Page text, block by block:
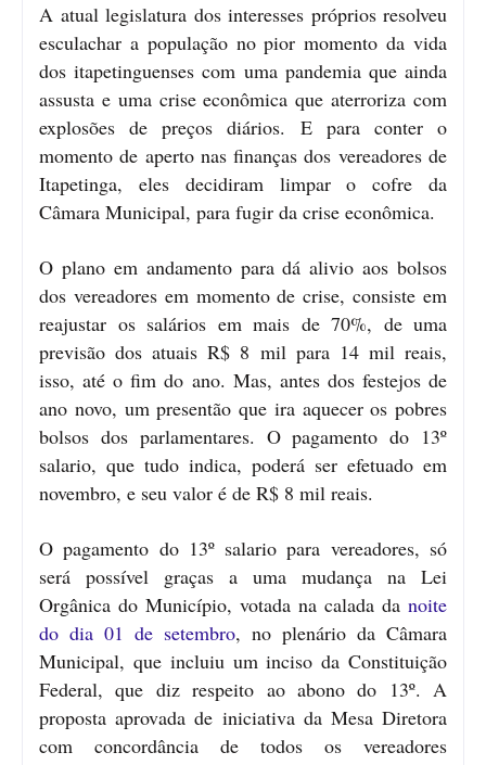
A atual legislatura dos interesses próprios resolveu
esculachar a população no pior momento da vida
dos itapetinguenses com uma pandemia que ainda
assusta e uma crise econômica que aterroriza com
explosões de preços diários. E para conter o
momento de aperto nas finanças dos vereadores de
Itapetinga, eles decidiram limpar o cofre da
Câmara Municipal, para fugir da crise econômica.
O plano em andamento para dá alivio aos bolsos
dos vereadores em momento de crise, consiste em
reajustar os salários em mais de 70%, de uma
previsão dos atuais R$ 8 mil para 14 mil reais,
isso, até o fim do ano. Mas, antes dos festejos de
ano novo, um presentão que ira aquecer os pobres
bolsos dos parlamentares. O pagamento do 13º
salario, que tudo indica, poderá ser efetuado em
novembro, e seu valor é de R$ 8 mil reais.
O pagamento do 13º salario para vereadores, só
será possível graças a uma mudança na Lei
Orgânica do Município, votada na calada da noite
do dia 01 de setembro, no plenário da Câmara
Municipal, que incluiu um inciso da Constituição
Federal, que diz respeito ao abono do 13º. A
proposta aprovada de iniciativa da Mesa Diretora
com concordância de todos os vereadores